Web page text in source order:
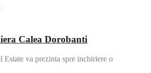
Calea Dorobanti
Estate va prezinta spre inchiriere o